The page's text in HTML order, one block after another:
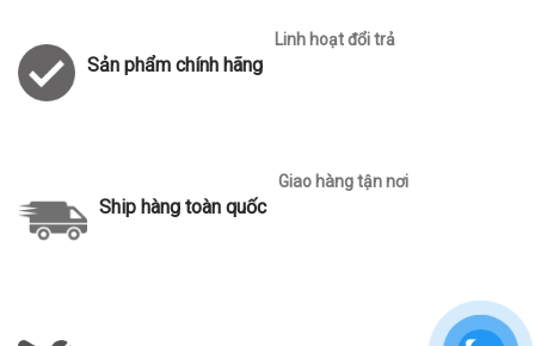
Sản phẩm chính hãng
Linh hoạt đổi trả
Ship hàng toàn quốc
Giao hàng tận nơi